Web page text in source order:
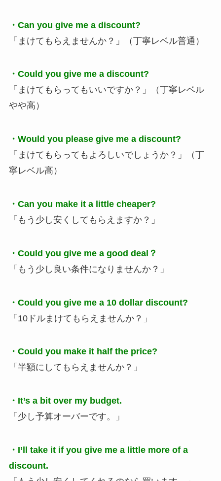
・Can you give me a discount?
「まけてもらえませんか？」（丁寧レベル普通）
・Could you give me a discount?
「まけてもらってもいいですか？」（丁寧レベル
やや高）
・Would you please give me a discount?
「まけてもらってもよろしいでしょうか？」（丁
寧レベル高）
・Can you make it a little cheaper?
「もう少し安くしてもらえますか？」
・Could you give me a good deal？
「もう少し良い条件になりませんか？」
・Could you give me a 10 dollar discount?
「10ドルまけてもらえませんか？」
・Could you make it half the price?
「半額にしてもらえませんか？」
・It’s a bit over my budget.
「少し予算オーバーです。」
・I’ll take it if you give me a little more of a
discount.